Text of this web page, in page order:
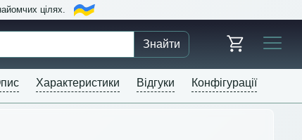
цілях.
Знайти
Характеристики Відгуки Конфігурації